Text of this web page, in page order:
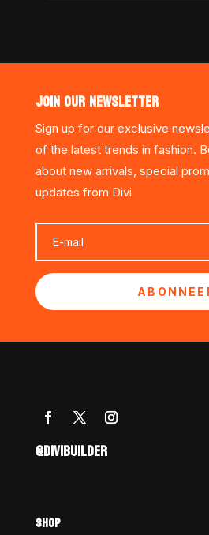
JOIN OUR NEWSLETTER
Sign up for our exclusive
of the latest trends in fashion.
about new arrivals, special
updates from Divi
@DIVIBUILDER
SHOP